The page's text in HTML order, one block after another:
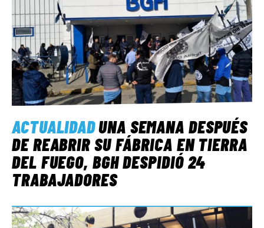
ACTUALIDADUNA SEMANA DESPUÉS
DE REABRIR SU FÁBRICA EN TIERRA
DEL FUEGO, BGH DESPIDIÓ 24
TRABAJADORES